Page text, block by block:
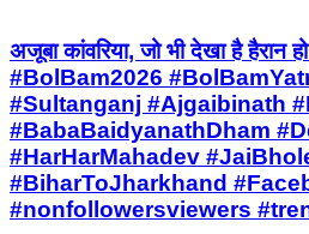
अजूबा कांवरिया, जो भी देखा है हैरान
#BolBam2026
#Sultanganj #Ajgaibinath
#BabaBaidyanathDham
#HarHarMahadev
#BiharToJharkhand
#nonfollowersviewers